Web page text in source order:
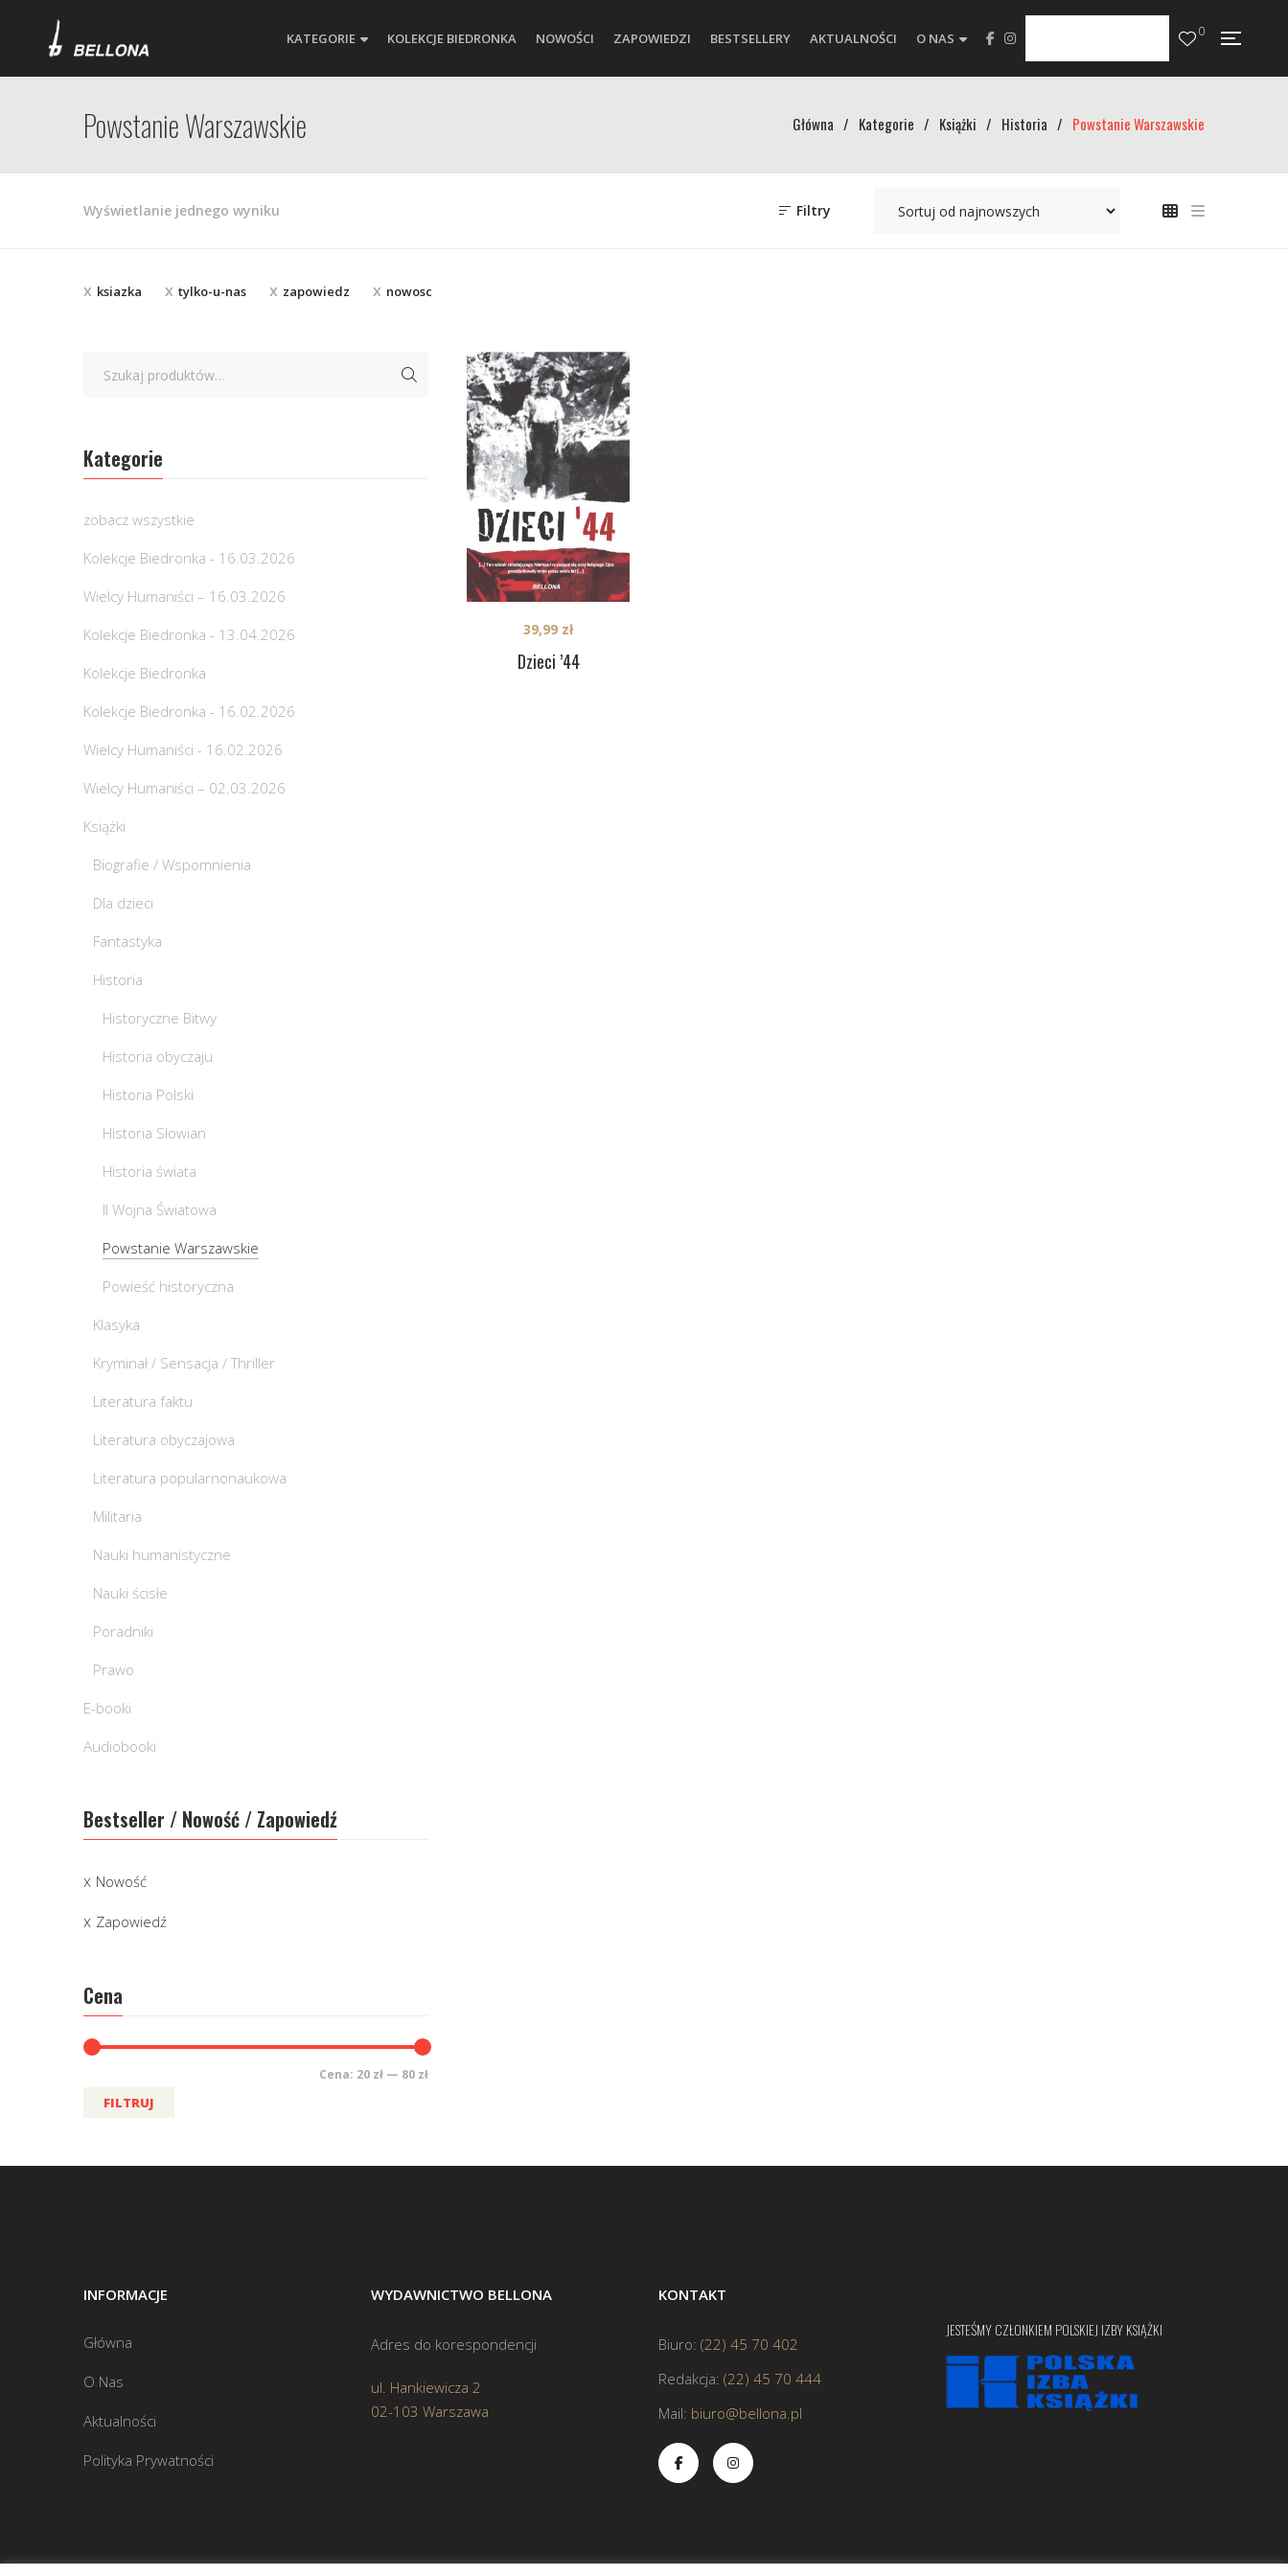
KATEGORIE KOLEKCJE BIEDRONKA NOWOŚCI ZAPOWIEDZI BESTSELLERY AKTUALNOŚCI O NAS 0
Powstanie Warszawskie Główna / Kategorie / Książki / Historia / Powstanie Warszawskie
Wyświetlanie jednego wyniku Filtry
ksiazka tylko-u-nas zapowiedz nowosc
Dzieci ’44
39,99 zł
Kategorie
zobacz wszystkie
Kolekcje Biedronka - 16.03.2026
Wielcy Humaniści – 16.03.2026
Kolekcje Biedronka - 13.04.2026
Kolekcje Biedronka
Kolekcje Biedronka - 16.02.2026
Wielcy Humaniści - 16.02.2026
Wielcy Humaniści – 02.03.2026
Książki
Biografie / Wspomnienia
Dla dzieci
Fantastyka
Historia
Historyczne Bitwy
Historia obyczaju
Historia Polski
Historia Słowian
Historia świata
II Wojna Światowa
Powstanie Warszawskie
Powieść historyczna
Klasyka
Kryminał / Sensacja / Thriller
Literatura faktu
Literatura obyczajowa
Literatura popularnonaukowa
Militaria
Nauki humanistyczne
Nauki ścisłe
Poradniki
Prawo
E-booki
Audiobooki
Bestseller / Nowość / Zapowiedź
Nowość
Zapowiedź
Cena
FILTRUJ
Cena: 20 zł — 80 zł
INFORMACJE
Główna
O Nas
Aktualności
Polityka Prywatności
WYDAWNICTWO BELLONA
Adres do korespondencji
ul. Hankiewicza 2
02-103 Warszawa
KONTAKT
Biuro: (22) 45 70 402
Redakcja: (22) 45 70 444
Mail: biuro@bellona.pl
JESTEŚMY CZŁONKIEM POLSKIEJ IZBY KSIĄŻKI